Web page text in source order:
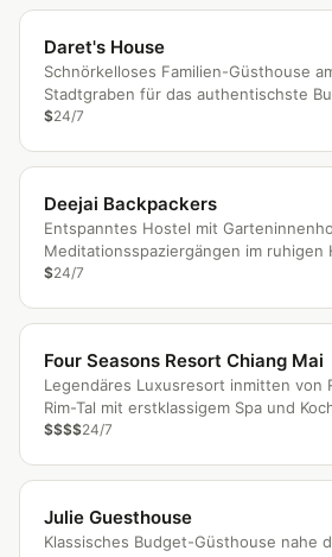
Daret's House
Schnörkelloses Familien-Güsthouse
Stadtgraben für das authentischste
Chiang Mai.
$24/7
Deejai Backpackers
Entspanntes Hostel mit
Meditationsspaziergängen im ruhigen
$24/7
Four Seasons Resort Chiang Mai
Legendäres Luxusresort inmitten von
Rim-Tal mit erstklassigem Spa und
$$$$24/7
Julie Guesthouse
Klassisches Budget-Güsthouse nahe